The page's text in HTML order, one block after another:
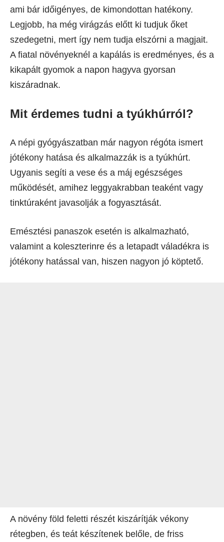
ami bár időigényes, de kimondottan hatékony.
Legjobb, ha még virágzás előtt ki tudjuk őket
szedegetni, mert így nem tudja elszórni a magjait.
A fiatal növényeknél a kapálás is eredményes, és a
kikapált gyomok a napon hagyva gyorsan
kiszáradnak.
Mit érdemes tudni a tyúkhúrról?
A népi gyógyászatban már nagyon régóta ismert
jótékony hatása és alkalmazzák is a tyúkhúrt.
Ugyanis segíti a vese és a máj egészséges
működését, amihez leggyakrabban teaként vagy
tinktúraként javasolják a fogyasztását.
Emésztési panaszok esetén is alkalmazható,
valamint a koleszterinre és a letapadt váladékra is
jótékony hatással van, hiszen nagyon jó köptető.
A növény föld feletti részét kiszárítják vékony
rétegben, és teát készítenek belőle, de friss